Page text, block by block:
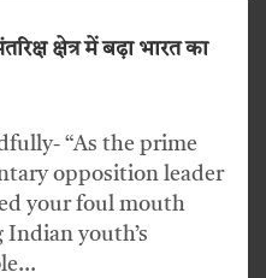
क्षेत्र में बढ़ा भारत का
“As the prime
opposition leader
your foul mouth
youth’s